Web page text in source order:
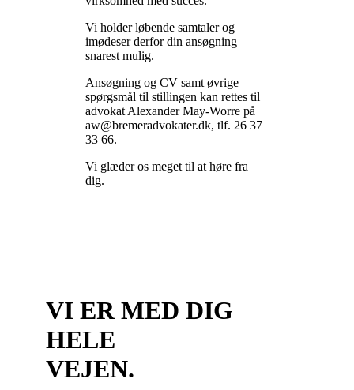
Vi holder løbende samtaler og
imødeser derfor din ansøgning
snarest mulig.
Ansøgning og CV samt øvrige
spørgsmål til stillingen kan rettes til
advokat Alexander May-Worre på
aw@bremeradvokater.dk, tlf. 26 37
33 66.
Vi glæder os meget til at høre fra
dig.
VI ER MED DIG
HELE
VEJEN.